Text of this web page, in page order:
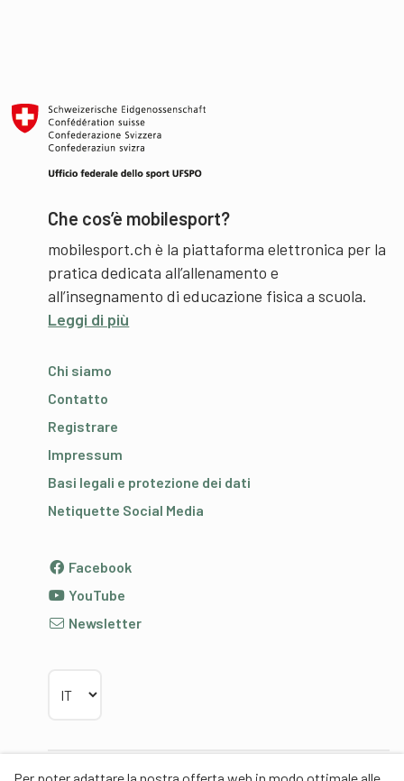
Che cos’è mobilesport?
mobilesport.ch è la piattaforma elettronica per la
pratica dedicata all’allenamento e
all’insegnamento di educazione fisica a scuola.
Leggi di più
Chi siamo
Contatto
Registrare
Impressum
Basi legali e protezione dei dati
Netiquette Social Media
Facebook
YouTube
Newsletter